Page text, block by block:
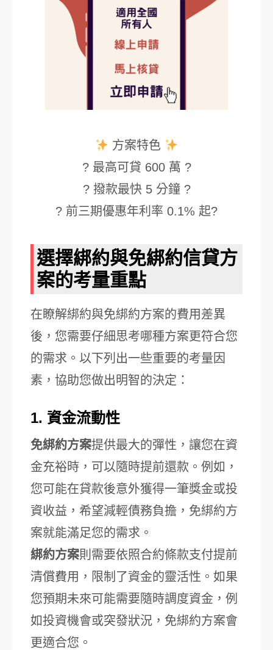
方案特色
? 最高可貸 600 萬 ?
? 撥款最快 5 分鐘 ?
? 前三期優惠年利率 0.1% 起?
選擇綁約與免綁約信貸方
案的考量重點
在瞭解綁約與免綁約方案的費用差異
後，您需要仔細思考哪種方案更符合您
的需求。以下列出一些重要的考量因
素，協助您做出明智的決定：
1. 資金流動性
免綁約方案提供最大的彈性，讓您在資
金充裕時，可以隨時提前還款。例如，
您可能在貸款後意外獲得一筆獎金或投
資收益，希望減輕債務負擔，免綁約方
案就能滿足您的需求。
綁約方案則需要依照合約條款支付提前
清償費用，限制了資金的靈活性。如果
您預期未來可能需要隨時調度資金，例
如投資機會或突發狀況，免綁約方案會
更適合您。